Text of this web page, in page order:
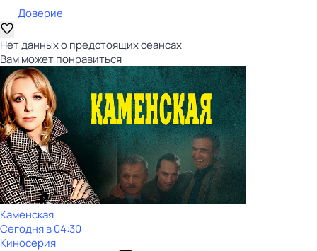
Доверие
Нет данных о предстоящих сеансах
Вам может понравиться
Каменская
Сегодня в 04:30
Киносерия